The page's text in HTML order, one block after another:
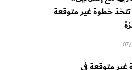
تتخذ خطوة غير متوقعة
غير متوقعة في